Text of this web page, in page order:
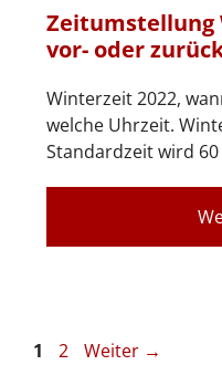
Zeitumstellung
vor- oder
Winterzeit 2022,
welche Uhrzeit.
Standardzeit wird
Seite
1 Seite
2 Weiter →